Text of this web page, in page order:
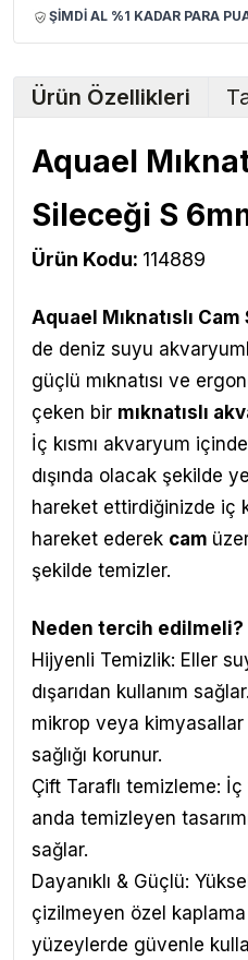
ŞİMDİ AL %1 KADAR PARA
Ürün Özellikleri
Aquael
Sileceği S
Ürün Kodu: 114889
Aquael Mıknatıslı
de deniz suyu
güçlü mıknatısı ve
çeken bir mıknatıslı
İç kısmı akvaryum
dışında olacak şekilde
hareket ettirdiğinizde iç
hareket ederek cam
şekilde temizler.
Neden tercih edilmeli?
Hijyenli Temizlik: Eller
dışarıdan kullanım
mikrop veya
sağlığı korunur.
Çift Taraflı temizleme:
anda temizleyen
sağlar.
Dayanıklı & Güçlü:
çizilmeyen özel
yüzeylerde güvenle